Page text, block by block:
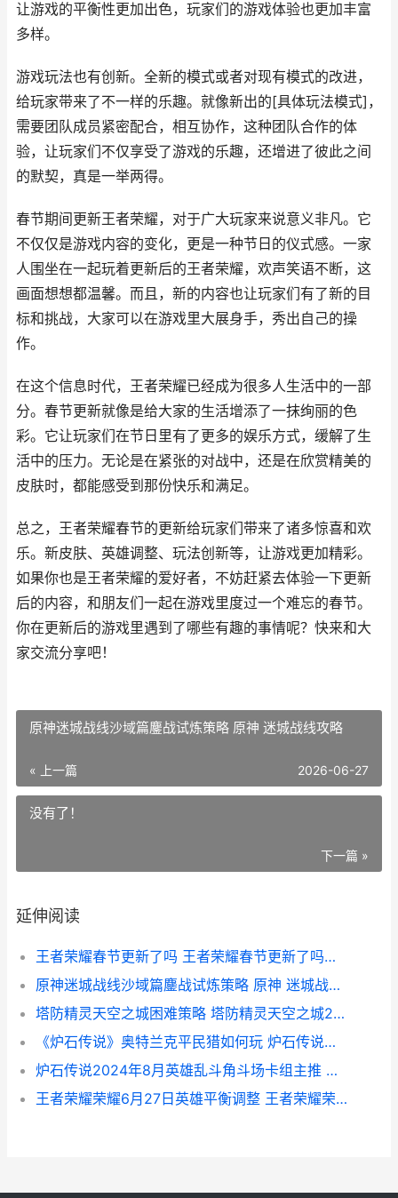
让游戏的平衡性更加出色，玩家们的游戏体验也更加丰富
多样。
游戏玩法也有创新。全新的模式或者对现有模式的改进，
给玩家带来了不一样的乐趣。就像新出的[具体玩法模式]，
需要团队成员紧密配合，相互协作，这种团队合作的体
验，让玩家们不仅享受了游戏的乐趣，还增进了彼此之间
的默契，真是一举两得。
春节期间更新王者荣耀，对于广大玩家来说意义非凡。它
不仅仅是游戏内容的变化，更是一种节日的仪式感。一家
人围坐在一起玩着更新后的王者荣耀，欢声笑语不断，这
画面想想都温馨。而且，新的内容也让玩家们有了新的目
标和挑战，大家可以在游戏里大展身手，秀出自己的操
作。
在这个信息时代，王者荣耀已经成为很多人生活中的一部
分。春节更新就像是给大家的生活增添了一抹绚丽的色
彩。它让玩家们在节日里有了更多的娱乐方式，缓解了生
活中的压力。无论是在紧张的对战中，还是在欣赏精美的
皮肤时，都能感受到那份快乐和满足。
总之，王者荣耀春节的更新给玩家们带来了诸多惊喜和欢
乐。新皮肤、英雄调整、玩法创新等，让游戏更加精彩。
如果你也是王者荣耀的爱好者，不妨赶紧去体验一下更新
后的内容，和朋友们一起在游戏里度过一个难忘的春节。
你在更新后的游戏里遇到了哪些有趣的事情呢？快来和大
家交流分享吧！
原神迷城战线沙域篇鏖战试炼策略 原神 迷城战线攻略
« 上一篇 2026-06-27
没有了！
下一篇 »
延伸阅读
王者荣耀春节更新了吗 王者荣耀春节更新了吗知乎
原神迷城战线沙域篇鏖战试炼策略 原神 迷城战线攻略
塔防精灵天空之城困难策略 塔防精灵天空之城20关攻略
《炉石传说》奥特兰克平民猎如何玩 炉石传说奥义是什么
炉石传说2024年8月英雄乱斗角斗场卡组主推 炉石传说2024年拓展包
王者荣耀荣耀6月27日英雄平衡调整 王者荣耀荣耀61星